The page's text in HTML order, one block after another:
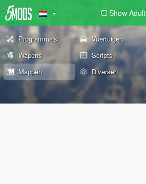
Show Adult
Programma's Voertuigen
Wapens
Scripts
Mappen
Diversen